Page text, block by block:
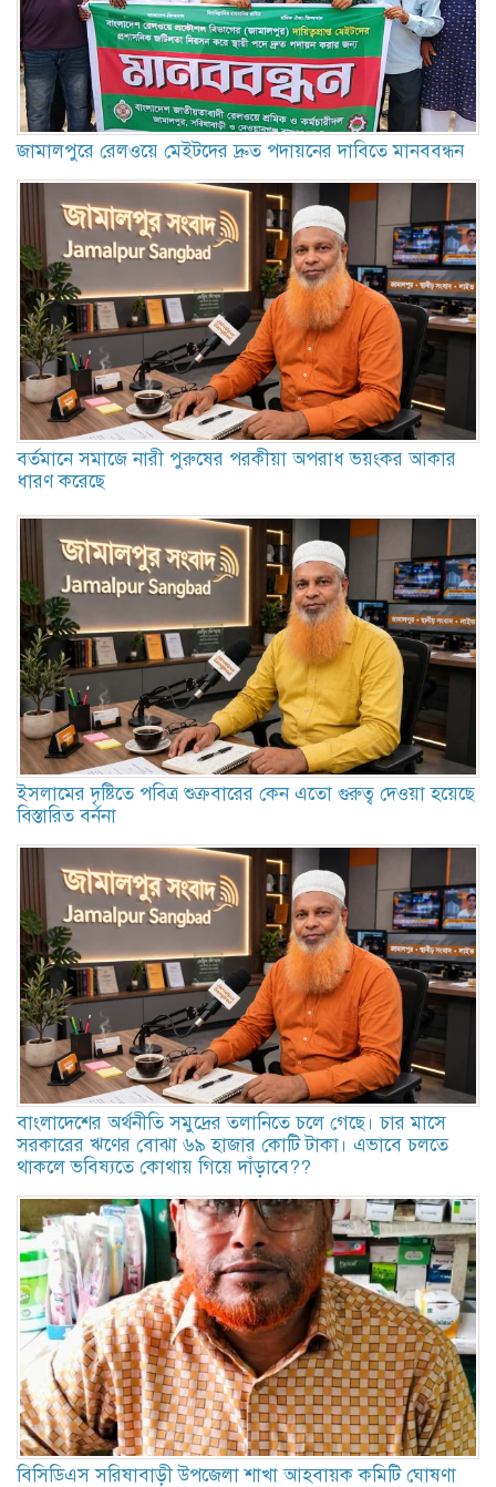
জামালপুরে রেলওয়ে মেইটদের দ্রুত পদায়নের দাবিতে মানববন্ধন
বর্তমানে সমাজে নারী পুরুষের পরকীয়া অপরাধ ভয়ংকর আকার
ধারণ করেছে
ইসলামের দৃষ্টিতে পবিত্র শুক্রবারের কেন এতো গুরুত্ব দেওয়া হয়েছে
বিস্তারিত বর্ননা
বাংলাদেশের অর্থনীতি সমুদ্রের তলানিতে চলে গেছে। চার মাসে
সরকারের ঋণের বোঝা ৬৯ হাজার কোটি টাকা। এভাবে চলতে
থাকলে ভবিষ্যতে কোথায় গিয়ে দাঁড়াবে??
বিসিডিএস সরিষাবাড়ী উপজেলা শাখা আহবায়ক কমিটি ঘোষণা